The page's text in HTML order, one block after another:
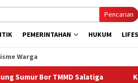
Pencarian
PEMERINTAHAN HUKUM
Warga
Bor TMMD Salatiga Kemajuan